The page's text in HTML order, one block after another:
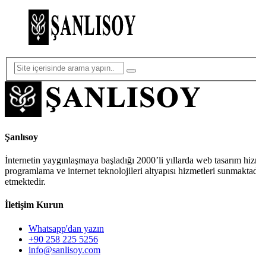
Şanlısoy
İnternetin yaygınlaşmaya başladığı 2000’li yıllarda web tasarım
programlama ve internet teknolojileri altyapısı hizmetleri
etmektedir.
İletişim Kurun
Whatsapp'dan yazın
+90 258 225 5256
info@sanlisoy.com